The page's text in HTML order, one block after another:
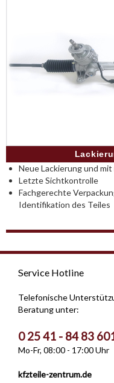
Neue Lackierung und
Letzte Sichtkontrolle
Fachgerechte
Identifikation des Teiles
Service Hotline
Telefonische
Beratung unter:
0 25 41 - 84 83
Mo-Fr, 08:00 - 17:00 Uhr
kfzteile-zentrum.de